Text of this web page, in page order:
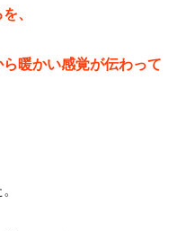
、
暖かい感覚が伝わって